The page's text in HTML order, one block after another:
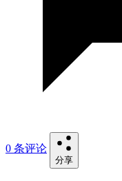
0 条评论
分享